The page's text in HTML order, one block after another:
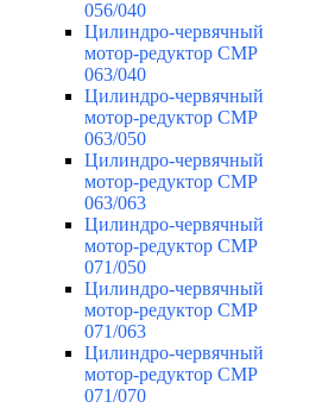
056/040
Цилиндро-червячный
мотор-редуктор CMP
063/040
Цилиндро-червячный
мотор-редуктор CMP
063/050
Цилиндро-червячный
мотор-редуктор CMP
063/063
Цилиндро-червячный
мотор-редуктор CMP
071/050
Цилиндро-червячный
мотор-редуктор CMP
071/063
Цилиндро-червячный
мотор-редуктор CMP
071/070